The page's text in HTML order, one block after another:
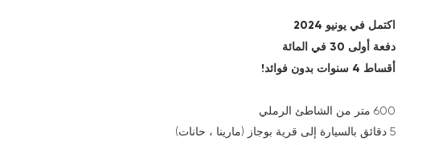
اكتمل في يونيو 2024
دفعة أولى 30 في المائة
أقساط 4 سنوات بدون فوائد!
600 متر من الشاطئ الرملي
5 دقائق بالسيارة إلى قرية بوجاز (مارينا ، حانات)